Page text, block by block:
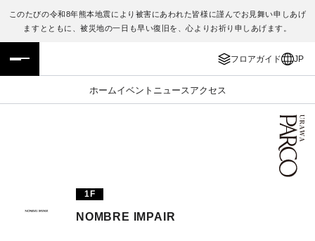
このたびの令和8年熊本地震により被害にあわれた皆様に謹んでお見舞い申しあげ
ますとともに、被災地の一日も早い復旧を、心よりお祈り申しあげます。
フロアガイド JP
ホームイベント ニュース アクセス
フロアガイド
施設案内・アクセス
TAX FREE
ENGLISH
繁体字
日本語
1F
NOMBRE IMPAIR